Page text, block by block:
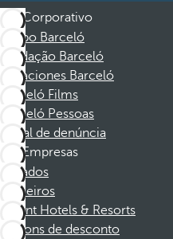
Corporativo
Grupo Barceló
Fundação Barceló
Vacaciones Barceló
Barceló Films
Barceló Pessoas
Canal de denúncia
Empresas
Afiliados
Parceiros
Dorint Hotels & Resorts
Cupons de desconto